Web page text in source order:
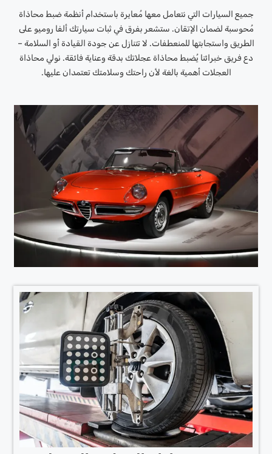
جميع السيارات التي نتعامل معها مُعايرة باستخدام أنظمة ضبط محاذاة
مُحوسبة لضمان الإتقان. ستشعر بفرق في ثبات سيارتك ألفا روميو على
الطريق واستجابتها للمنعطفات. لا تتنازل عن جودة القيادة أو السلامة –
دع فريق خبرائنا يُضبط محاذاة عجلاتك بدقة وعناية فائقة. نولي محاذاة
العجلات أهمية بالغة لأن راحتك وسلامتك تعتمدان عليها.